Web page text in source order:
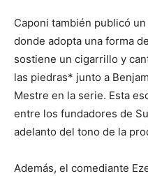
Caponi también publicó
donde adopta una forma
sostiene un cigarrillo y
las piedras* junto a
Mestre en la serie. Esta
entre los fundadores de
adelanto del tono de la
Además, el comediante